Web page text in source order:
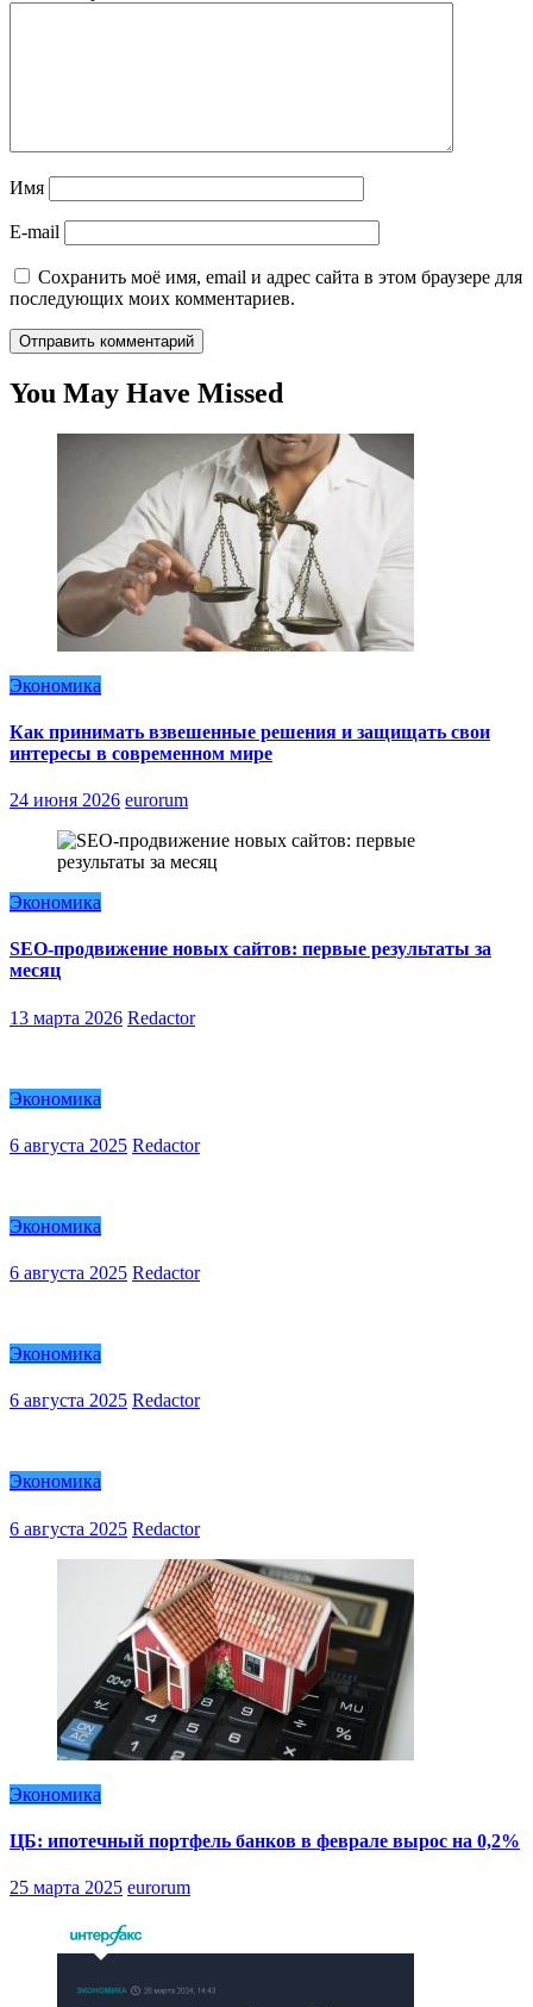
Имя
E-mail
Сохранить моё имя, email и адрес сайта в этом браузере для
последующих моих комментариев.
You May Have Missed
Экономика
Как принимать взвешенные решения и защищать свои
интересы в современном мире
24 июня 2026 eurorum
Экономика
SEO-продвижение новых сайтов: первые результаты за
месяц
13 марта 2026 Redactor
Экономика
6 августа 2025 Redactor
Экономика
6 августа 2025 Redactor
Экономика
6 августа 2025 Redactor
Экономика
6 августа 2025 Redactor
Экономика
ЦБ: ипотечный портфель банков в феврале вырос на 0,2%
25 марта 2025 eurorum